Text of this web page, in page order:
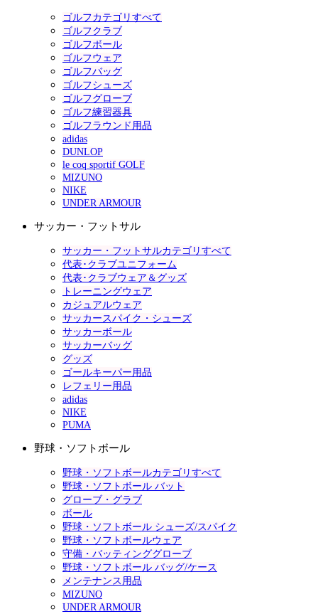
ゴルフカテゴリすべて
ゴルフクラブ
ゴルフボール
ゴルフウェア
ゴルフバッグ
ゴルフシューズ
ゴルフグローブ
ゴルフ練習器具
ゴルフラウンド用品
adidas
DUNLOP
le coq sportif GOLF
MIZUNO
NIKE
UNDER ARMOUR
サッカー・フットサル
サッカー・フットサルカテゴリすべて
代表･クラブユニフォーム
代表･クラブウェア＆グッズ
トレーニングウェア
カジュアルウェア
サッカースパイク・シューズ
サッカーボール
サッカーバッグ
グッズ
ゴールキーパー用品
レフェリー用品
adidas
NIKE
PUMA
野球・ソフトボール
野球・ソフトボールカテゴリすべて
野球・ソフトボール バット
グローブ・グラブ
ボール
野球・ソフトボール シューズ/スパイク
野球・ソフトボールウェア
守備・バッティンググローブ
野球・ソフトボール バッグ/ケース
メンテナンス用品
MIZUNO
UNDER ARMOUR